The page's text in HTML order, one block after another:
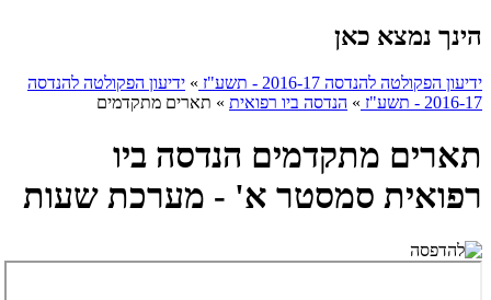
הינך נמצא כאן
ידיעון הפקולטה להנדסה 2016-17 - תשע"ז » ידיעון הפקולטה להנדסה
2016-17 - תשע"ז
» הנדסה ביו רפואית » תארים מתקדמים
תארים מתקדמים הנדסה ביו
רפואית סמסטר א' - מערכת שעות